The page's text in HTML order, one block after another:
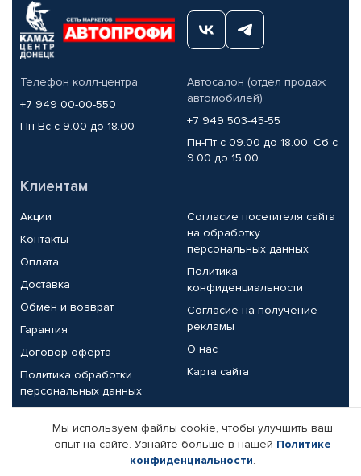
Телефон колл-центра
+7 949 00-00-550
Пн-Вс с 9.00 до 18.00
Автосалон (отдел продаж
автомобилей)
+7 949 503-45-55
Пн-Пт с 09.00 до 18.00, Сб с
9.00 до 15.00
Клиентам
Акции
Контакты
Оплата
Доставка
Обмен и возврат
Гарантия
Договор-оферта
Политика обработки
персональных данных
Согласие посетителя сайта
на обработку
персональных данных
Политика
конфиденциальности
Согласие на получение
рекламы
О нас
Карта сайта
Партнерам
Корпоративным клиентам
Реквизиты компании
Мы используем файлы cookie, чтобы улучшить ваш
опыт на сайте. Узнайте больше в нашей Политике
конфиденциальности.